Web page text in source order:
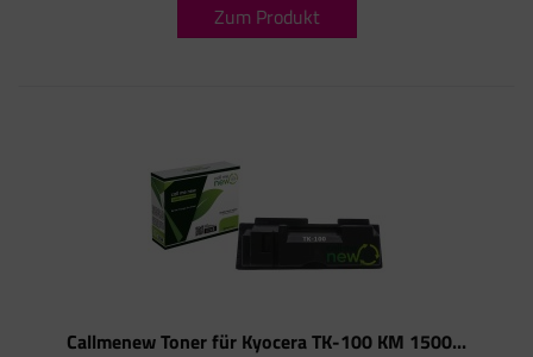
Zum Produkt
Callmenew Toner für Kyocera TK-100 KM 1500...